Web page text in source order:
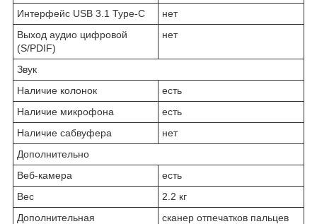
Интерфейс USB 3.1 Type-C
нет
Выход аудио цифровой
(S/PDIF)
нет
Звук
Наличие колонок
есть
Наличие микрофона
есть
Наличие сабвуфера
нет
Дополнительно
Веб-камера
есть
Вес
2.2 кг
Дополнительная
сканер отпечатков пальцев